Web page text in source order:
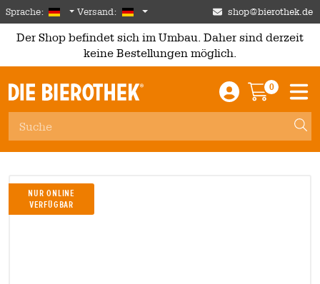
Skip to main content
Sprache: German
Versand: Deutschland shop@bierothek.de
Der Shop befindet sich im Umbau. Daher sind derzeit
keine Bestellungen möglich.
Einloggen /
0
Nur Online
verfügbar